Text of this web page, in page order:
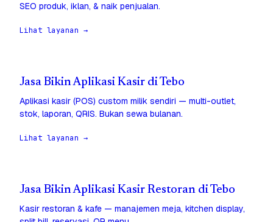
SEO produk, iklan, & naik penjualan.
Lihat layanan →
Jasa Bikin Aplikasi Kasir di Tebo
Aplikasi kasir (POS) custom milik sendiri — multi-outlet,
stok, laporan, QRIS. Bukan sewa bulanan.
Lihat layanan →
Jasa Bikin Aplikasi Kasir Restoran di Tebo
Kasir restoran & kafe — manajemen meja, kitchen display,